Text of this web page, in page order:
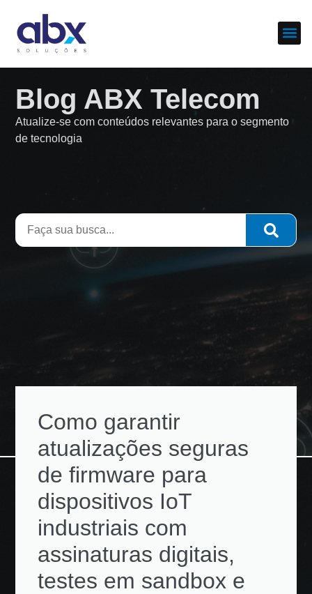
Blog ABX Telecom
Atualize-se com conteúdos relevantes para o segmento
de tecnologia
Como garantir
atualizações seguras
de firmware para
dispositivos IoT
industriais com
assinaturas digitais,
testes em sandbox e